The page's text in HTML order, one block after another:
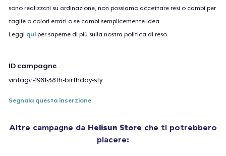
sono realizzati su ordinazione, non possiamo accettare resi o cambi per
taglie o colori errati o se cambi semplicemente idea.
Leggi qui per saperne di più sulla nostra politica di reso.
ID campagne
vintage-1981-38th-birthday-sty
Segnala questa inserzione
Altre campagne da Helisun Store che ti potrebbero
piacere: